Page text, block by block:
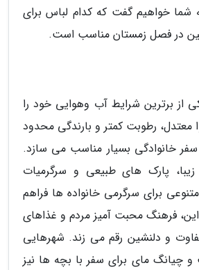
شما خواهیم گفت که کدام لباس برای
در فصل زمستان مناسب است.
از برترین شرایط آب وهوایی خود را
معتدل، رطوبت کمتر و بارندگی محدود
خانوادگی بسیار مناسب می سازد.
زیبا، پارک های طبیعی و سرگرمیات
برای سرگرمی خانواده ها فراهم
این، فرهنگ محبت آمیز مردم و غذاهای
و دلنشین رقم می زند. شهرهایی
و چیانگ مای برای سفر با بچه ها نیز